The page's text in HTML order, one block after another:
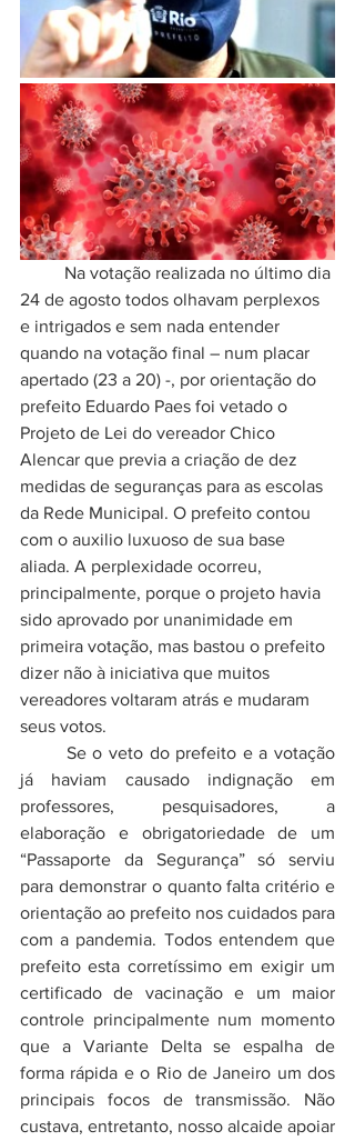
24 de agosto todos olhavam perplexos
e intrigados e sem nada entender
quando na votação final – num placar
apertado (23 a 20) -, por orientação do
prefeito Eduardo Paes foi vetado o
Projeto de Lei do vereador Chico
Alencar que previa a criação de dez
medidas de seguranças para as escolas
da Rede Municipal. O prefeito contou
com o auxilio luxuoso de sua base
aliada. A perplexidade ocorreu,
principalmente, porque o projeto havia
sido aprovado por unanimidade em
primeira votação, mas bastou o prefeito
dizer não à iniciativa que muitos
vereadores voltaram atrás e mudaram
seus votos.
já haviam causado indignação em
professores, pesquisadores, a
elaboração e obrigatoriedade de um
“Passaporte da Segurança” só serviu
para demonstrar o quanto falta critério e
orientação ao prefeito nos cuidados para
com a pandemia. Todos entendem que
prefeito esta corretíssimo em exigir um
certificado de vacinação e um maior
controle principalmente num momento
que a Variante Delta se espalha de
forma rápida e o Rio de Janeiro um dos
principais focos de transmissão. Não
custava, entretanto, nosso alcaide apoiar